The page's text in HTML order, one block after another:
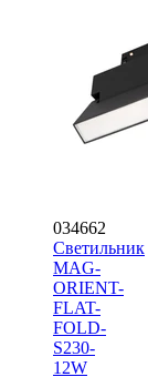
034662
Светильник
MAG-
ORIENT-
FLAT-
FOLD-
S230-
12W